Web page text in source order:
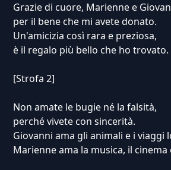
Grazie di cuore, Marienne e
per il bene che mi avete donato.
Un'amicizia così rara e preziosa,
è il regalo più bello che ho trovato.
[Strofa 2]
Non amate le bugie né la falsità,
perché vivete con sincerità.
Giovanni ama gli animali e i viaggi
Marienne ama la musica, il cinema